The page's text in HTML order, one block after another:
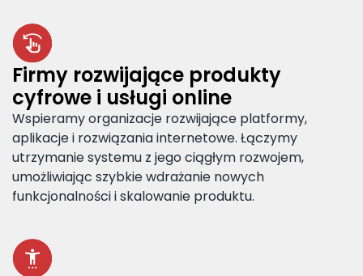
Firmy rozwijające produkty
cyfrowe i usługi online
Wspieramy organizacje rozwijające platformy,
aplikacje i rozwiązania internetowe. Łączymy
utrzymanie systemu z jego ciągłym rozwojem,
umożliwiając szybkie wdrażanie nowych
funkcjonalności i skalowanie produktu.